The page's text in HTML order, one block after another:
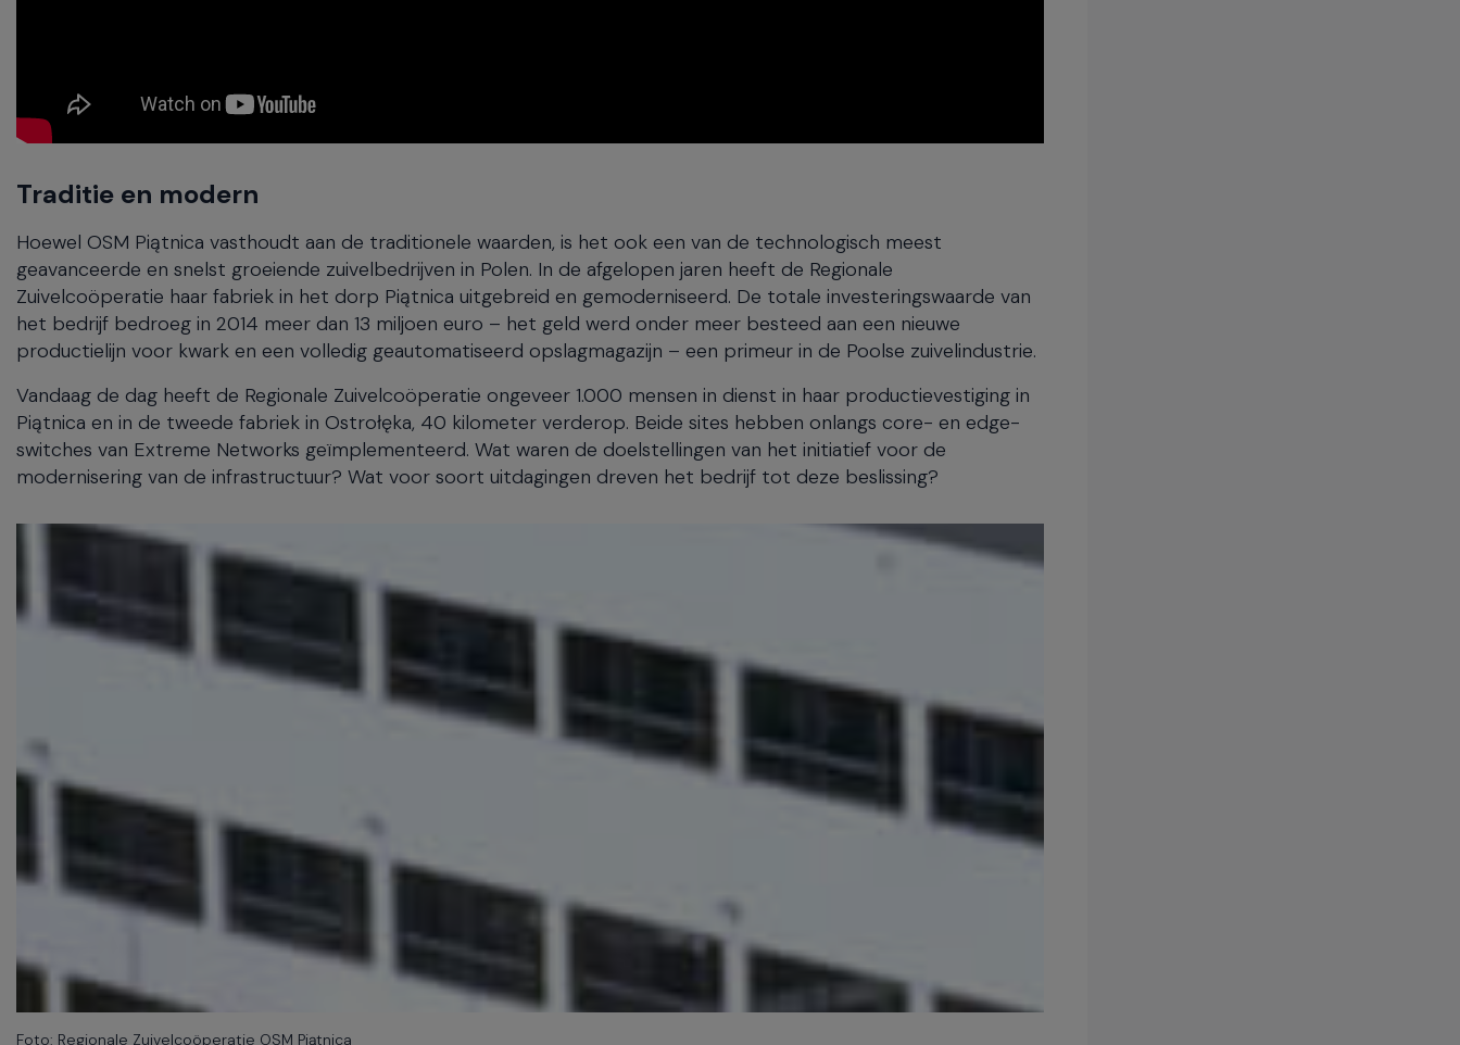
Traditie en modern
Hoewel OSM Piątnica vasthoudt aan de traditionele waarden, is het ook een van de technologisch meest
geavanceerde en snelst groeiende zuivelbedrijven in Polen. In de afgelopen jaren heeft de Regionale
Zuivelcoöperatie haar fabriek in het dorp Piątnica uitgebreid en gemoderniseerd. De totale investeringswaarde van
het bedrijf bedroeg in 2014 meer dan 13 miljoen euro – het geld werd onder meer besteed aan een nieuwe
productielijn voor kwark en een volledig geautomatiseerd opslagmagazijn – een primeur in de Poolse zuivelindustrie.
Vandaag de dag heeft de Regionale Zuivelcoöperatie ongeveer 1.000 mensen in dienst in haar productievestiging in
Piątnica en in de tweede fabriek in Ostrołęka, 40 kilometer verderop. Beide sites hebben onlangs core- en edge-
switches van Extreme Networks geïmplementeerd. Wat waren de doelstellingen van het initiatief voor de
modernisering van de infrastructuur? Wat voor soort uitdagingen dreven het bedrijf tot deze beslissing?
Foto: Regionale Zuivelcoöperatie OSM Piątnica